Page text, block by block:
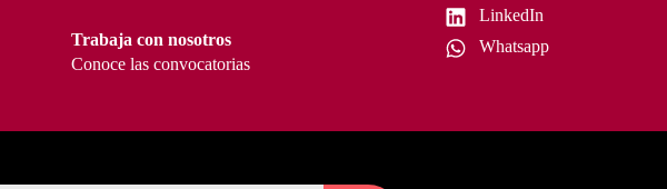
Trabaja con nosotros
Conoce las convocatorias
LinkedIn
Whatsapp